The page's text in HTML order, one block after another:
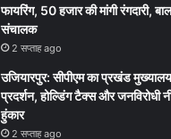
फायरिंग, 50 हजार की मांगी रंगदारी,
संचालक
2 सप्ताह ago
उजियारपुर: सीपीएम का प्रखंड
प्रदर्शन, होल्डिंग टैक्स और जनविरोधी
हुंकार
2 सप्ताह ago